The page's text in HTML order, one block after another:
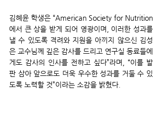
김혜윤 학생은 “American Society for Nutrition
에서 큰 상을 받게 되어 영광이며, 이러한 성과를
낼 수 있도록 격려와 지원을 아끼지 않으신 김성
은 교수님께 깊은 감사를 드리고 연구실 동료들에
게도 감사의 인사를 전하고 싶다”라며, “이를 발
판 삼아 앞으로도 더욱 우수한 성과를 거둘 수 있
도록 노력할 것”이라는 소감을 밝혔다.